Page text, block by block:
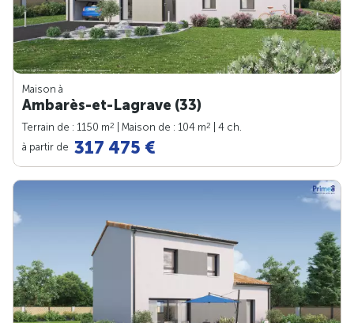
Maison à
Ambarès-et-Lagrave (33)
Terrain de : 1150 m2 | Maison de : 104 m2
| 4 ch.
à partir de 317 475 €